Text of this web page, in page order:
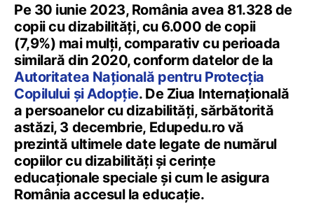
Pe 30 iunie 2023, România avea 81.328 de
copii cu dizabilităţi, cu 6.000 de copii
(7,9%) mai mulţi, comparativ cu perioada
similară din 2020, conform datelor de la
Autoritatea Naţională pentru Protecţia
Copilului şi Adopţie. De Ziua Internațională
a persoanelor cu dizabilități, sărbătorită
astăzi, 3 decembrie, Edupedu.ro vă
prezintă ultimele date legate de numărul
copiilor cu dizabilități și cerințe
educaționale speciale și cum le asigura
România accesul la educație.